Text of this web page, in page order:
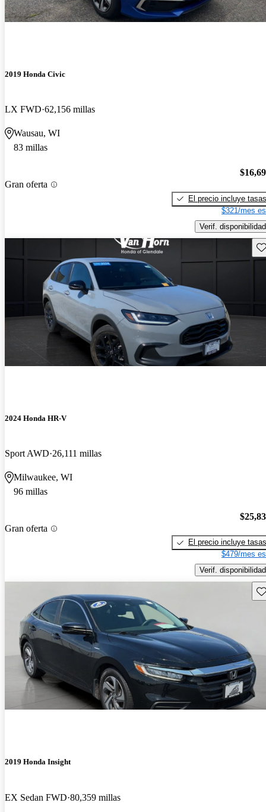
2019 Honda Civic
LX FWD 62,156 millas
Wausau, WI
83 millas
Gran oferta
El precio incluye tasas
$321/mes
Verif. disponibilidad
2024 Honda HR-V
Sport AWD 26,111 millas
Milwaukee, WI
96 millas
Gran oferta
El precio incluye tasas
$479/mes
Verif. disponibilidad
2019 Honda Insight
EX Sedan FWD 80,359 millas